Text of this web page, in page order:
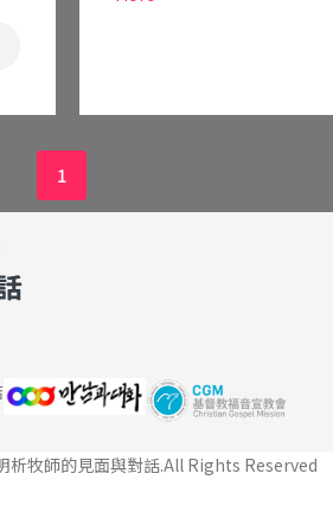
1
牧師的見面與對話.All Rights Reserved